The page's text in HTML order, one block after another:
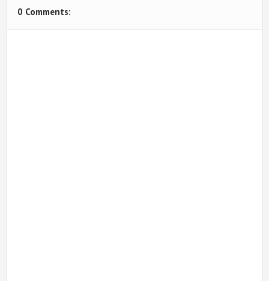
0 Comments: